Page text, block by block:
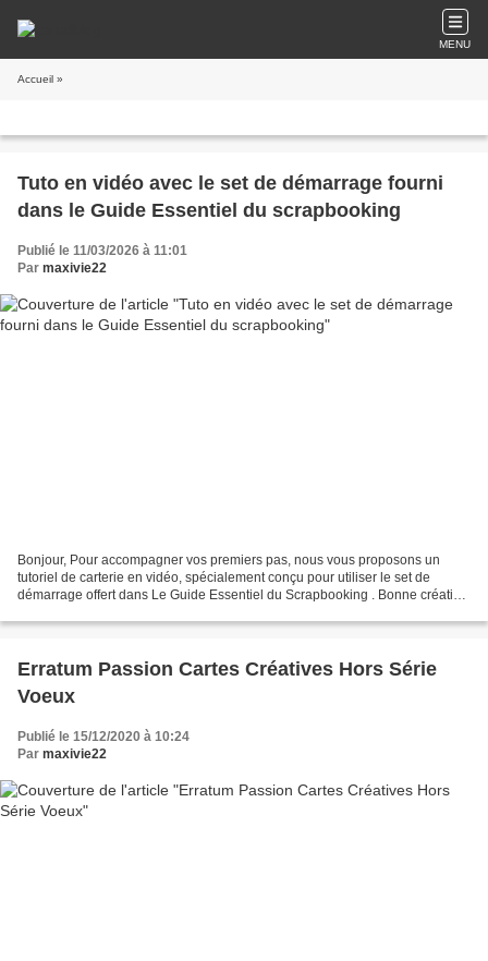
MENU
Accueil »
Tuto en vidéo avec le set de démarrage fourni
dans le Guide Essentiel du scrapbooking
Publié le 11/03/2026 à 11:01
Par maxivie22
Bonjour, Pour accompagner vos premiers pas, nous vous proposons un
tutoriel de carterie en vidéo, spécialement conçu pour utiliser le set de
démarrage offert dans Le Guide Essentiel du Scrapbooking . Bonne création
Erratum Passion Cartes Créatives Hors Série
Voeux
Publié le 15/12/2020 à 10:24
Par maxivie22